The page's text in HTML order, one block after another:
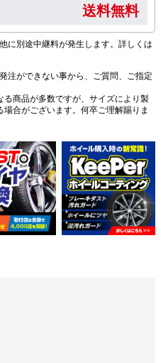
送料無料
に別途中継料が発生します。詳しくは
注ができない事から、ご質問、ご指定
商品が多数ですが、サイズにより製
合がございます。何卒ご理解賜りま